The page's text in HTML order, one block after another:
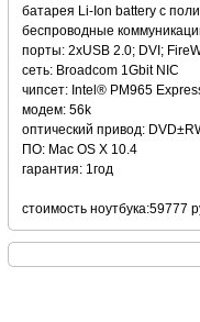
батарея Li-Ion battery с
беспроводные
порты: 2xUSB 2.0; DVI;
сеть: Broadcom 1Gbit NIC
чипсет: Intel® PM965
модем: 56k
оптический привод:
ПО: Mac OS X 10.4
гарантия: 1год
стоимость ноутбука:59777